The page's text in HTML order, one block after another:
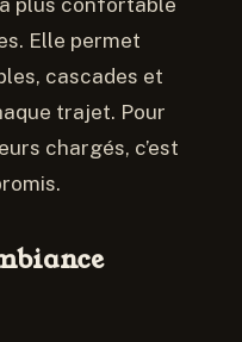
plus confortable
Elle permet
cascades et
trajet. Pour
chargés, c’est